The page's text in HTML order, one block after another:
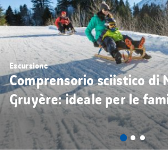
Escursione
Comprensorio sciistico di
Gruyère: ideale per le